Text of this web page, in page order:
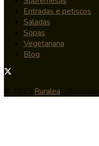
Entradas e petiscos
Saladas
Sopas
Vegetariana
Blog
Ruralea